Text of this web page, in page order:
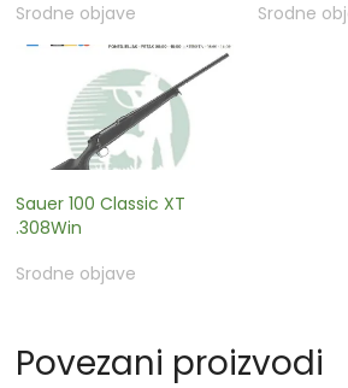
Srodne objave
Srodne
Sauer 100 Classic XT
.308Win
Srodne objave
Povezani proizvodi